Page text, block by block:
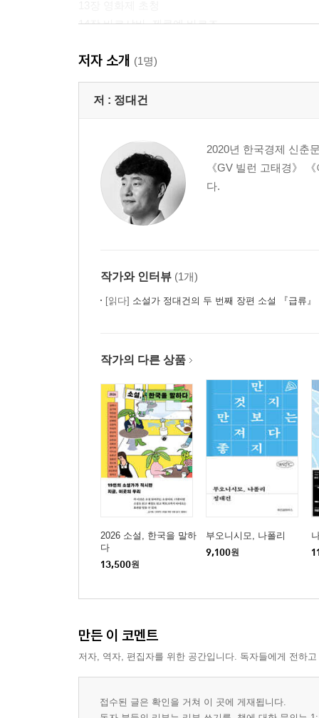
14장 바르샤바, 젠쿠예 바르조
16장 나 행복하지가 않다
17장 장례식장
18장 신 피디와의 미팅
초판 작가의 말
개정판 작가의 말
저자 소개 (1명)
저 : 정대건
2020년 한국경제 신춘
《GV 빌런 고태경》
다.
작가와 인터뷰 (1개)
[읽다] 소설가 정대건의 두 번째 장편 소설 『급류』
작가의 다른 상품
2026 소설, 한국을 말하
다
13,500원
부오니시모, 나폴리
9,100원
만든 이 코멘트
저자, 역자, 편집자를 위한 공간입니다. 독자들에게 전하
접수된 글은 확인을 거쳐 이 곳에 게재됩니다.